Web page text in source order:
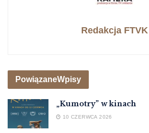
Redakcja FTVK
PowiązaneWpisy
„Kumotry” w kinach
10 CZERWCA 2026